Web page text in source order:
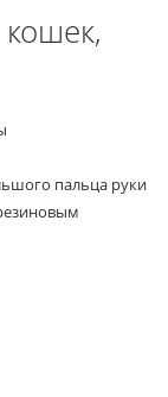
пальца руки